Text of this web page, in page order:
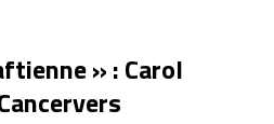
» : Carol